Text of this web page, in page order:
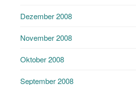
Dezember 2008
November 2008
Oktober 2008
September 2008